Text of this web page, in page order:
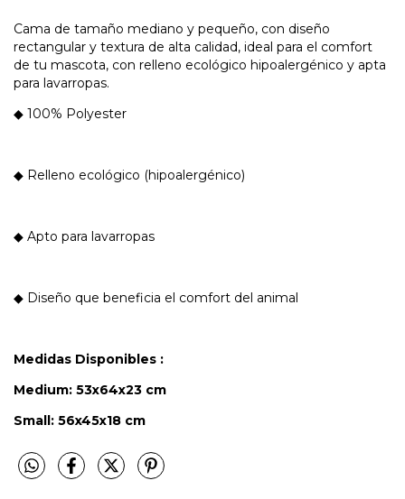
Cama de tamaño mediano y pequeño, con diseño
rectangular y textura de alta calidad, ideal para el comfort
de tu mascota, con relleno ecológico hipoalergénico y apta
para lavarropas.
◆ 100% Polyester
◆ Relleno ecológico (hipoalergénico)
◆ Apto para lavarropas
◆ Diseño que beneficia el comfort del animal
Medidas Disponibles :
Medium: 53x64x23 cm
Small: 56x45x18 cm